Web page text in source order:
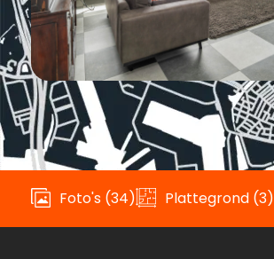
Foto's (34) Plattegrond (3)